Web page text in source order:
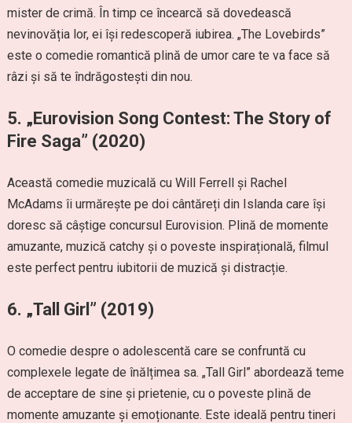
mister de crimă. În timp ce încearcă să dovedească
nevinovăția lor, ei își redescoperă iubirea. „The Lovebirds”
este o comedie romantică plină de umor care te va face să
râzi și să te îndrăgostești din nou.
5. „Eurovision Song Contest: The Story of
Fire Saga” (2020)
Această comedie muzicală cu Will Ferrell și Rachel
McAdams îi urmărește pe doi cântăreți din Islanda care își
doresc să câștige concursul Eurovision. Plină de momente
amuzante, muzică catchy și o poveste inspirațională, filmul
este perfect pentru iubitorii de muzică și distracție.
6. „Tall Girl” (2019)
O comedie despre o adolescentă care se confruntă cu
complexele legate de înălțimea sa. „Tall Girl” abordează teme
de acceptare de sine și prietenie, cu o poveste plină de
momente amuzante și emoționante. Este ideală pentru tineri